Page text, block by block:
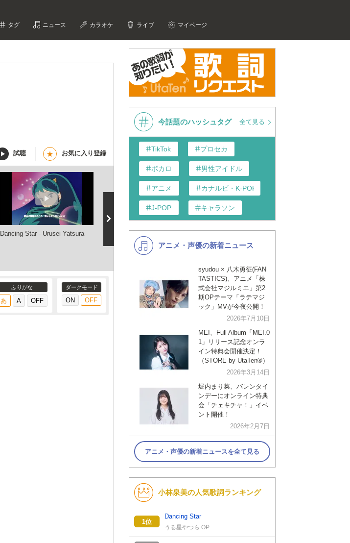
タグ ニュース カラオケ ライブ マイページ
試聴 ★ お気に入り登録
Dancing Star - Urusei Yatsura
【NAK】DANCING STAR / 小林
泉美【ベース 弾いてみた】
Izumi Kobayashi - Dancing Star
ふりがな ダークモード
今話題のハッシュタグ 全て見る
TikTok プロセカ
ボカロ 男性アイドル
アニメ カナルビ・K-POP和訳
J-POP キャラソン
K-POP 演歌・歌謡
洋楽
VTuber ディズニー
アニメ・声優の新着ニュース
syudou × 八木勇征(FAN
TASTICS)、アニメ「株
式会社マジルミエ」第2
期OPテーマ「ラテマジ
ック」MVが今夜公開！
2026年7月10日
MEI、Full Album「MEI.0
1」リリース記念オンラ
イン特典会開催決定！
（STORE by UtaTen®︎）
2026年3月14日
堀内まり菜、バレンタイ
ンデーにオンライン特典
会「チェキチャ！」イベ
ント開催！
2026年2月7日
アニメ・声優の新着ニュースを全て見る
小林泉美の人気歌詞ランキング
1位
Dancing Star
うる星やつら OP